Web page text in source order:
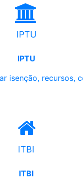
IPTU
IPTU
isenção, recursos,
ITBI
ITBI